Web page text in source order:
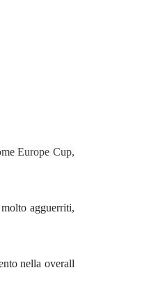
Europe Cup,
agguerriti,
nella overall